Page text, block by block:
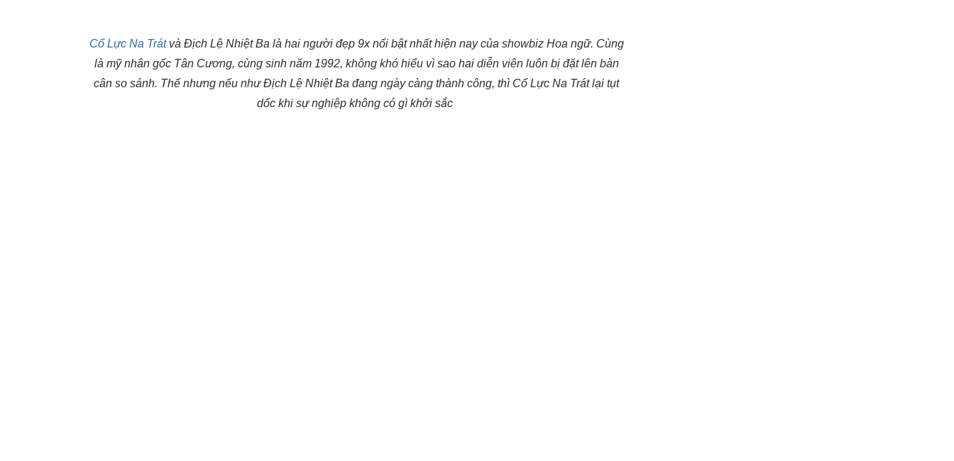
Cổ Lực Na Trátvà Địch Lệ Nhiệt Ba là hai người đẹp 9x nổi bật nhất hiện nay của showbiz Hoa ngữ. Cùng
là mỹ nhân gốc Tân Cương, cùng sinh năm 1992, không khó hiểu vì sao hai diễn viên luôn bị đặt lên bàn
cân so sánh. Thế nhưng nếu như Địch Lệ Nhiệt Ba đang ngày càng thành công, thì Cổ Lực Na Trát lại tụt
dốc khi sự nghiệp không có gì khởi sắc